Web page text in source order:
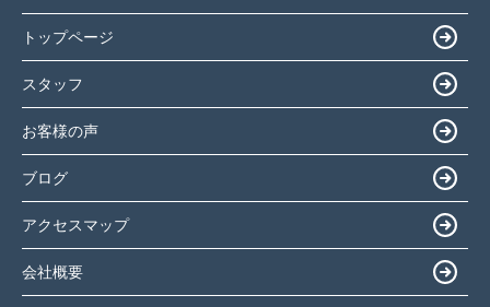
トップページ
スタッフ
お客様の声
ブログ
アクセスマップ
会社概要